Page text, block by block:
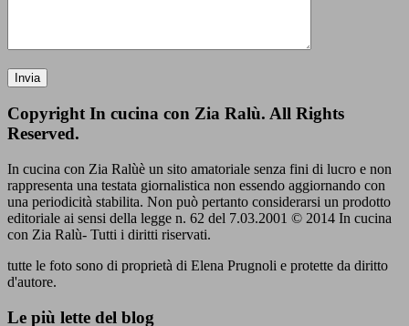
Copyright In cucina con Zia Ralù. All Rights
Reserved.
In cucina con Zia Ralùè un sito amatoriale senza fini di lucro e non
rappresenta una testata giornalistica non essendo aggiornando con
una periodicità stabilita. Non può pertanto considerarsi un prodotto
editoriale ai sensi della legge n. 62 del 7.03.2001 © 2014 In cucina
con Zia Ralù- Tutti i diritti riservati.
tutte le foto sono di proprietà di Elena Prugnoli e protette da diritto
d'autore.
Le più lette del blog